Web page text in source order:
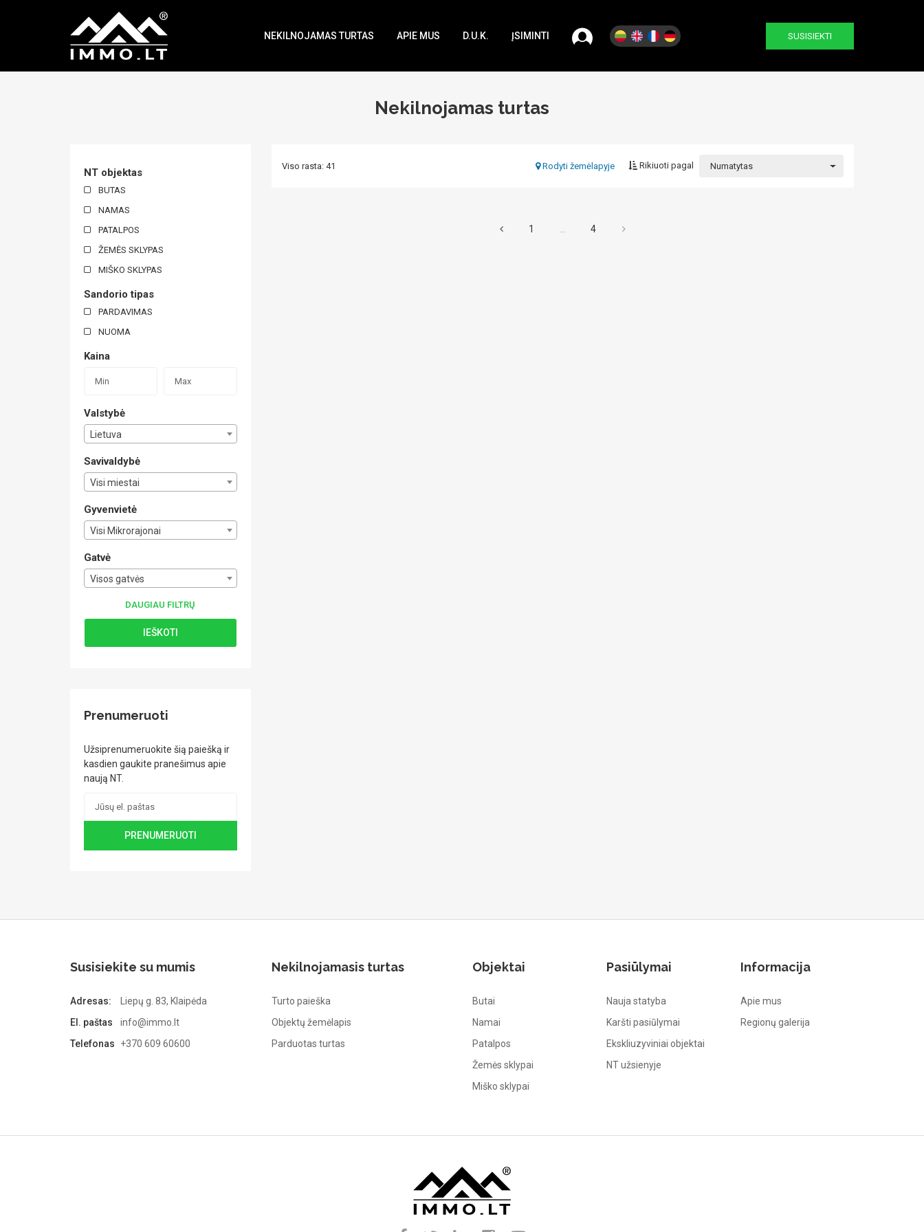
Immo
NEKILNOJAMAS TURTAS APIE MUS D.U.K. ĮSIMINTI SUSISIEKTI
Nekilnojamas turtas
NT objektas
BUTAS
NAMAS
PATALPOS
ŽEMĖS SKLYPAS
MIŠKO SKLYPAS
Sandorio tipas
PARDAVIMAS
NUOMA
Kaina
Valstybė
Lietuva
Savivaldybė
Visi miestai
Gyvenvietė
Visi Mikrorajonai
Gatvė
Visos gatvės
DAUGIAU FILTRŲ
Prenumeruoti
Užsiprenumeruokite šią paiešką ir
kasdien gaukite pranešimus apie
naują NT.
PRENUMERUOTI
Viso rasta: 41 Rodyti žemėlapyje Rikiuoti pagal Numatytas
1 4
Susisiekite su mumis
Adresas:
Liepų g. 83, Klaipėda
El. paštas
info@immo.lt
Telefonas
+370 609 60600
Nekilnojamasis turtas
Turto paieška
Objektų žemėlapis
Parduotas turtas
Objektai
Butai
Namai
Patalpos
Žemės sklypai
Miško sklypai
Pasiūlymai
Nauja statyba
Karšti pasiūlymai
Ekskliuzyviniai objektai
NT užsienyje
Informacija
Apie mus
Regionų galerija